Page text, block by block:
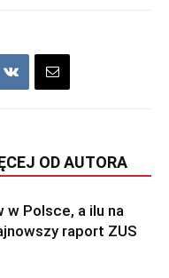
OD AUTORA
Polsce, a ilu na
raport ZUS